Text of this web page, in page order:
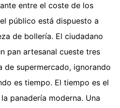
entre el coste de los
público está dispuesto a
de bollería. El ciudadano
pan artesanal cueste tres
de supermercado, ignorando
es tiempo. El tiempo es el
panadería moderna. Una